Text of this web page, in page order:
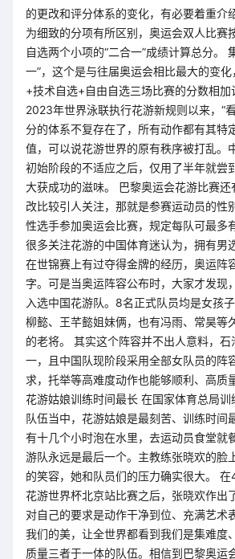
的更改和评分体系的变化，有必要着重介
为细致的分项有所区别，奥运会双人比赛
自选两个小项的“二合一”成绩计算总分。
一”，这个是与往届奥运会相比最大的变
+技术自选+自由自选三场比赛的分数相加
2023年世界泳联执行花游新规则以来，“
分的体系不复存在了，所有动作都有其特
值，可以说花游世界的原有秩序被打乱。
初始阶段的不适应之后，仅用了半年就尝
大获成功的滋味。 巴黎奥运会花游比赛
改比较引人关注，那就是参赛运动员的性
性选手参加奥运会比赛，规定每队可最多
很多关注花游的中国体育迷认为，拥有男
在世锦赛上有过夺得金牌的经历，奥运阵
字。可是当奥运阵容公布时，大家才发现
入选中国花游队。8名正式队员均是女孩
柳懿、王芊懿姐妹俩，也有冯雨、常昊等
的老将。 其实这个阵容并不出人意料，石
一，且中国队现阶段采用全部女队员的阵
求，托举等高难度动作也能够顺利、高质
花游姑娘训练时间最长 在国家体育总局训
队伍当中，花游姑娘是最刻苦、训练时间
有十几个小时泡在水里，去运动员食堂就
游队永远是最后一个。主教练张晓欢的脸
的笑容，她和队员们的压力确实很大。
花游世界杯北京站比赛之后，张晓欢作出
对自己的要求是动作干净到位、充满艺术
我们的美，让全世界都看到我们是集难度
质量三者于一体的队伍。相信到巴黎奥运